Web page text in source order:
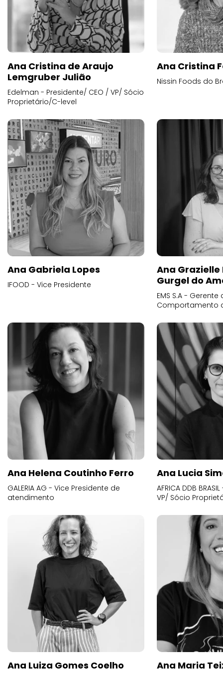
Ana Cristina de Araujo
Lemgruber Julião
Edelman - Presidente/ CEO / VP/ Sócio
Proprietário/C-level
Ana Cristina
Nissin Foods do
Ana Gabriela Lopes
IFOOD - Vice Presidente
Ana
Gurgel do
EMS S.A -
Comportamento
Ana Helena Coutinho Ferro
GALERIA AG - Vice Presidente de
atendimento
Ana Lucia
AFRICA DDB
VP/ Sócio
Ana Luiza Gomes Coelho Ana Maria